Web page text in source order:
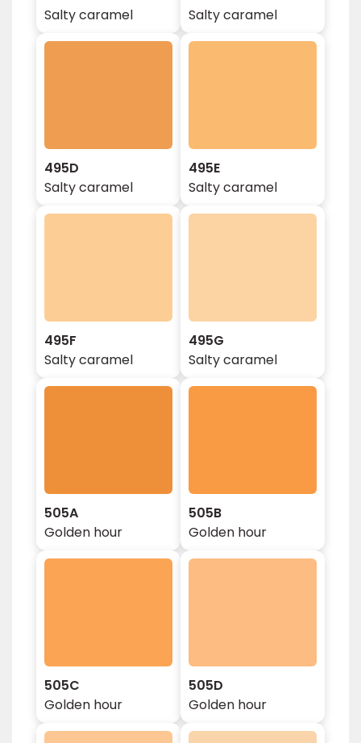
Salty caramel
Salty caramel
495D
Salty caramel
495E
Salty caramel
495F
Salty caramel
495G
Salty caramel
505A
Golden hour
505B
Golden hour
505C
Golden hour
505D
Golden hour